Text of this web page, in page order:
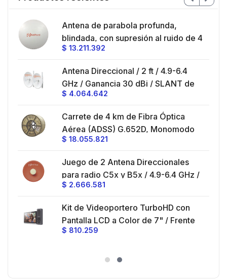
Antena de parabola profunda,
blindada, con supresión al ruido de 4
ft, 5.9-7.2 GHz, Ganancia 36 dBi con
hasta 80 km, Conectores N-hembra,
montaje con alineación milimétrica.
$ 13.211.392
Antena Direccional / 2 ft / 4.9-6.4
GHz / Ganancia 30 dBi / SLANT de
45 ° y 90 ° / Conector N-Hembra /
$ 4.064.642
Carrete de 4 km de Fibra Óptica
Aérea (ADSS) G.652D, Monomodo
de 24 Hilos, Exterior, Span 200,
$ 18.055.821
Juego de 2 Antena Direccionales
para radio C5x y B5x / 4.9-6.4 GHz /
Ganancia 27 dBi / Montaje incluido.
$ 2.666.581
Kit de Videoportero TurboHD con
Pantalla LCD a Color de 7" / Frente
de Calle para Exterior de
)130° de Visión (Gran Angular)
$ 810.259